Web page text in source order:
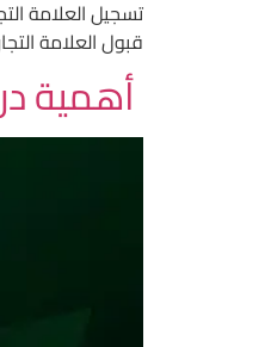
تسجيل العلامة
قبول العلامة
أهمية